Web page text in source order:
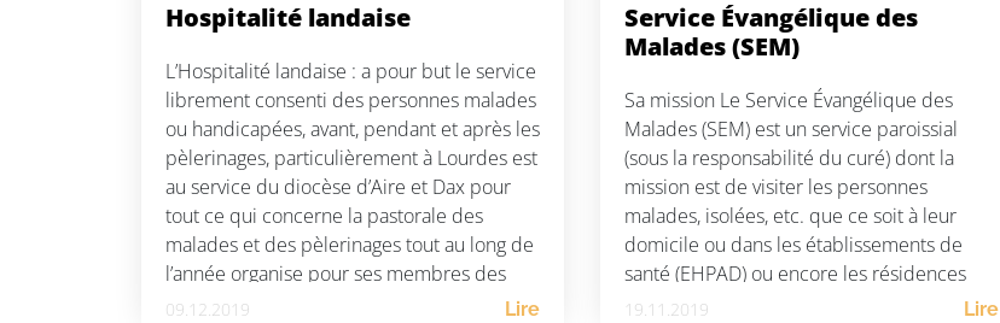
Hospitalité landaise
L’Hospitalité landaise : a pour but le service
librement consenti des personnes malades
ou handicapées, avant, pendant et après les
pèlerinages, particulièrement à Lourdes est
au service du diocèse d’Aire et Dax pour
tout ce qui concerne la pastorale des
malades et des pèlerinages tout au long de
l’année organise pour ses membres des
rencontres, […]
09.12.2019 Lire
Service Évangélique des
Malades (SEM)
Sa mission Le Service Évangélique des
Malades (SEM) est un service paroissial
(sous la responsabilité du curé) dont la
mission est de visiter les personnes
malades, isolées, etc. que ce soit à leur
domicile ou dans les établissements de
santé (EHPAD) ou encore les résidences
seniors. Les membres sont également
19.11.2019 Lire